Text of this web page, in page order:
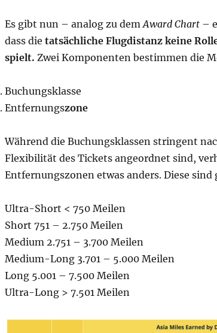
Es gibt nun – analog zu dem Award Chart–
dass die tatsächliche Flugdistanz keine
spielt. Zwei Komponenten bestimmen die
Buchungsklasse
Entfernungszone
Während die Buchungsklassen stringent
Flexibilität des Tickets angeordnet sind,
Entfernungszonen etwas anders. Diese sind
Ultra-Short < 750 Meilen
Short 751 – 2.750 Meilen
Medium 2.751 – 3.700 Meilen
Medium-Long 3.701 – 5.000 Meilen
Long 5.001 – 7.500 Meilen
Ultra-Long > 7.501 Meilen